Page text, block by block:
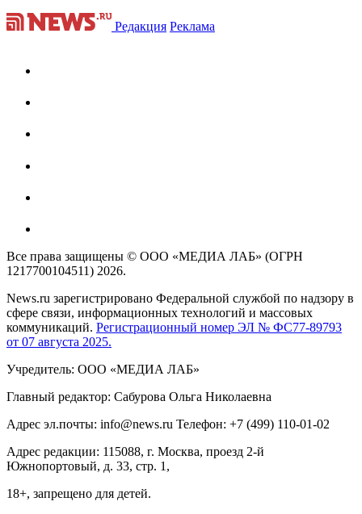
Редакция Реклама
Все права защищены © ООО «МЕДИА ЛАБ» (ОГРН
1217700104511) 2026.
News.ru зарегистрировано Федеральной службой по надзору в
сфере связи, информационных технологий и массовых
коммуникаций. Регистрационный номер ЭЛ № ФС77-89793
от 07 августа 2025.
Учредитель: ООО «МЕДИА ЛАБ»
Главный редактор: Сабурова Ольга Николаевна
Адрес эл.почты: info@news.ru Телефон: +7 (499) 110-01-02
Адрес редакции: 115088, г. Москва, проезд 2-й
Южнопортовый, д. 33, стр. 1,
18+, запрещено для детей.